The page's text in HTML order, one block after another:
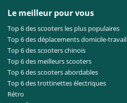
Le meilleur pour vous
Top 6 des scooters les plus populaires
Top 6 des déplacements domicile-travail
Top 6 des scooters chinois
Top 6 des meilleurs scooters
Top 6 des scooters abordables
Top 6 des trottinettes électriques
Rétro